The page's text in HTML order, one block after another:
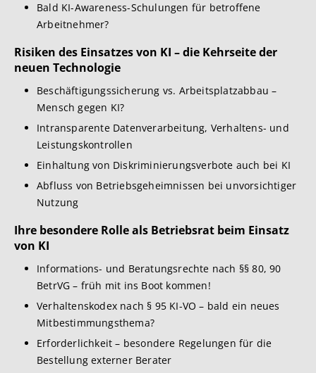
Bald KI-Awareness-Schulungen für betroffene
Arbeitnehmer?
Risiken des Einsatzes von KI – die Kehrseite der
neuen Technologie
Beschäftigungssicherung vs. Arbeitsplatzabbau –
Mensch gegen KI?
Intransparente Datenverarbeitung, Verhaltens- und
Leistungskontrollen
Einhaltung von Diskriminierungsverbote auch bei KI
Abfluss von Betriebsgeheimnissen bei unvorsichtiger
Nutzung
Ihre besondere Rolle als Betriebsrat beim Einsatz
von KI
Informations- und Beratungsrechte nach §§ 80, 90
BetrVG – früh mit ins Boot kommen!
Verhaltenskodex nach § 95 KI-VO – bald ein neues
Mitbestimmungsthema?
Erforderlichkeit – besondere Regelungen für die
Bestellung externer Berater